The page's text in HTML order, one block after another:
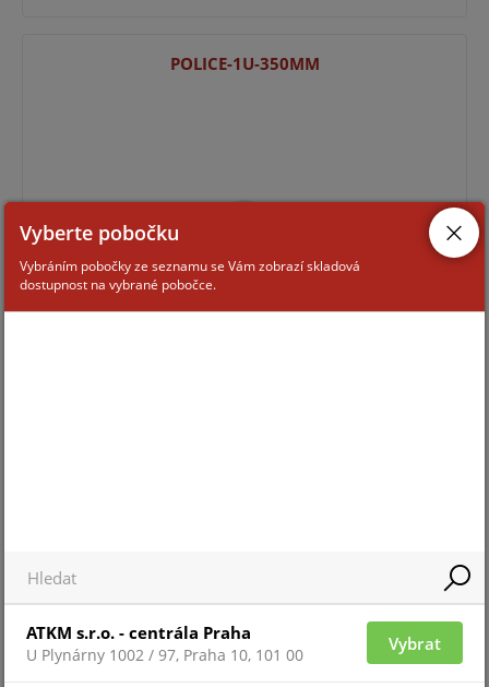
POLICE-1U-350MM
Vyberte pobočku
Vybráním pobočky ze seznamu se Vám zobrazí skladová
dostupnost na vybrané pobočce.
ATKM s.r.o. - centrála Praha
U Plynárny 1002 / 97, Praha 10, 101 00
Vybrat